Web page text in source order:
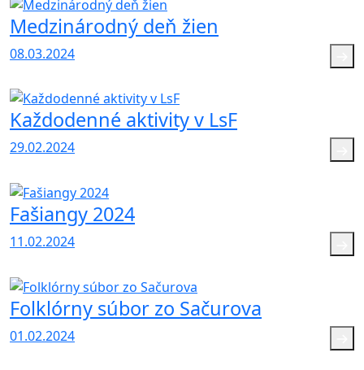
Medzinárodný deň žien
08.03.2024
Každodenné aktivity v LsF
29.02.2024
Fašiangy 2024
11.02.2024
Folklórny súbor zo Sačurova
01.02.2024